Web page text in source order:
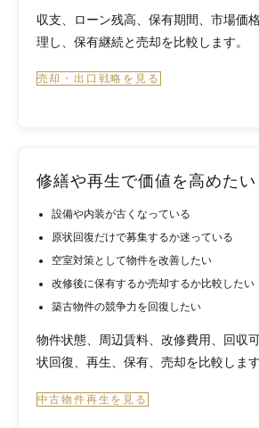
収支、ローン残高、保有期間、市場価
理し、保有継続と売却を比較します。
売却・出口戦略を見る
修繕や再生で価値を高めたい
設備や内装が古くなっている
原状回復だけで募集するか迷っている
空室対策として物件を改善したい
改修後に保有するか売却するか比較したい
築古物件の競争力を回復したい
物件状態、周辺賃料、改修費用、回収
状回復、再生、保有、売却を比較します
中古物件再生を見る